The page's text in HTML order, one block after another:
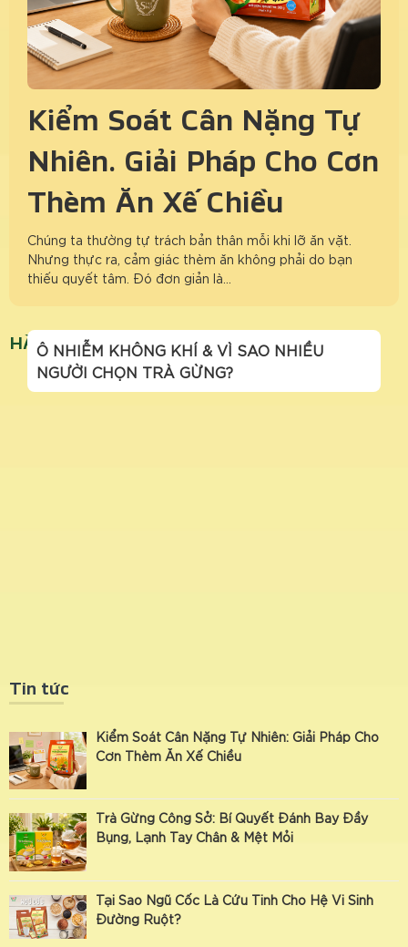
Kiểm Soát Cân Nặng Tự
Nhiên: Giải Pháp Cho Cơn
Thèm Ăn Xế Chiều
Chúng ta thường tự trách bản thân mỗi khi lỡ ăn vặt.
Nhưng thực ra, cảm giác thèm ăn không phải do bạn
thiếu quyết tâm. Đó đơn giản là…
HÀ NỘI Ô NHIỄM KHÔNG KHÍ
Ô NHIỄM KHÔNG KHÍ & VÌ SAO NHIỀU
NGƯỜI CHỌN TRÀ GỪNG?
Tin tức
Kiểm Soát Cân Nặng Tự Nhiên: Giải Pháp Cho
Cơn Thèm Ăn Xế Chiều
Trà Gừng Công Sở: Bí Quyết Đánh Bay Đầy
Bụng, Lạnh Tay Chân & Mệt Mỏi
Tại Sao Ngũ Cốc Là Cứu Tinh Cho Hệ Vi Sinh
Đường Ruột?